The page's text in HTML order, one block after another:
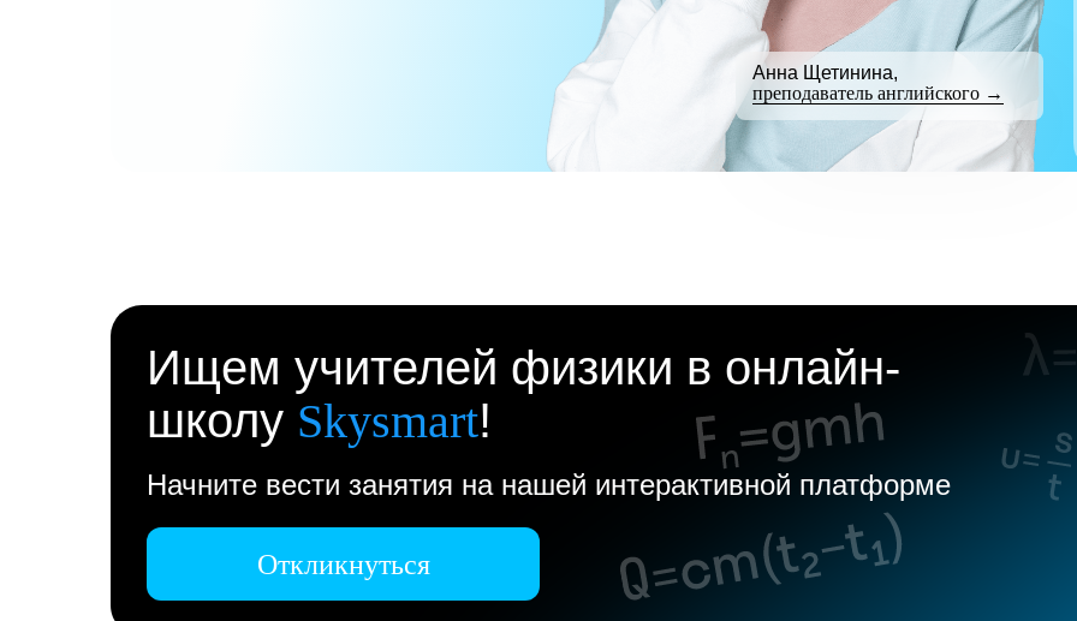
Анна Щетинина,
преподаватель английского →
Ищем учителей физики в онлайн-
школу Skysmart!
Начните вести занятия на нашей интерактивной платформе
Откликнуться